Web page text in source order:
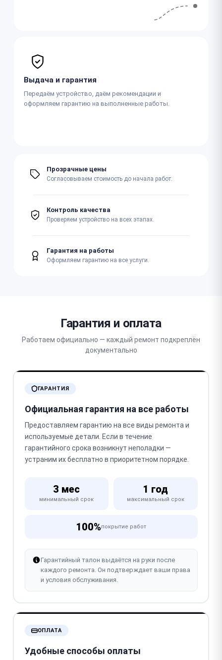
Выдача и гарантия
Передаём устройство, даём рекомендации и
оформляем гарантию на выполненные работы.
Прозрачные цены
Согласовываем стоимость до начала работ.
Контроль качества
Проверяем устройство на всех этапах.
Гарантия на работы
Оформляем гарантию на все услуги.
Гарантия и оплата
Работаем официально — каждый ремонт подкреплён
документально
ГАРАНТИЯ
Официальная гарантия на все работы
Предоставляем гарантию на все виды ремонта и
используемые детали. Если в течение
гарантийного срока возникнут неполадки —
устраним их бесплатно в приоритетном порядке.
3 мес
минимальный срок
1 год
максимальный срок
100%покрытие работ
Гарантийный талон выдаётся на руки после
каждого ремонта. Он подтверждает ваши права
и условия обслуживания.
ОПЛАТА
Удобные способы оплаты